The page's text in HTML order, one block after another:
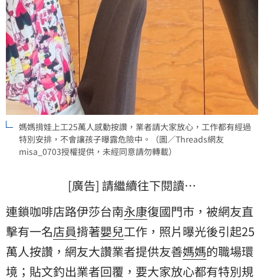
媽媽揹娃上工25萬人感動按讚，業者請大家放心，工作都有經過
特別安排，不會讓孩子曝露危險中。（圖／Threads網友
misa_0703授權提供，未經同意請勿轉載）
[廣告] 請繼續往下閱讀…
連鎖咖啡店路伊莎台南永康復國門市，被網友直
擊有一名店員揹著嬰兒工作，照片曝光後引起25
萬人按讚，網友大讚業者提供友善媽媽的職場環
境；貼文釣出業者回覆，要大家放心都有特別規